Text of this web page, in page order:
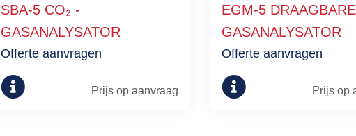
SBA-5 CO₂ -
GASANALYSATOR
Prijs op aanvraag
Offerte aanvragen
EGM-5
GASANALYSATOR
Prijs op
Offerte aanvragen